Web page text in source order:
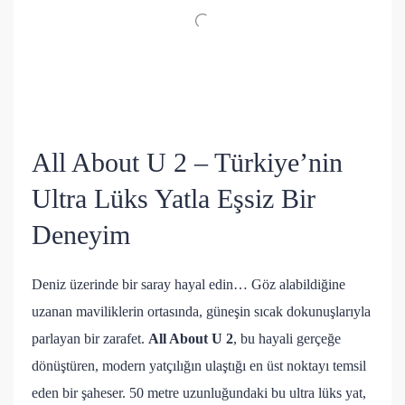
All About U 2 – Türkiye’nin
Ultra Lüks Yatla Eşsiz Bir
Deneyim
Deniz üzerinde bir saray hayal edin… Göz alabildiğine
uzanan maviliklerin ortasında, güneşin sıcak dokunuşlarıyla
parlayan bir zarafet. All About U 2, bu hayali gerçeğe
dönüştüren, modern yatçılığın ulaştığı en üst noktayı temsil
eden bir şaheser. 50 metre uzunluğundaki bu ultra lüks yat,